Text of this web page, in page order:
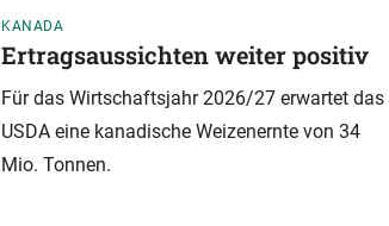
KANADA
Ertragsaussichten weiter positiv
Für das Wirtschaftsjahr 2026/27 erwartet das
USDA eine kanadische Weizenernte von 34
Mio. Tonnen.